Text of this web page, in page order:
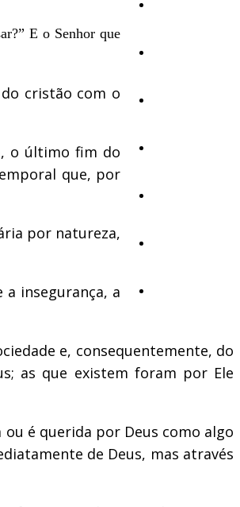
E o Senhor que
cristão com o
o último fim do
que, por
por natureza,
a insegurança, a
e, consequentemente, do
as que existem foram por Ele
é querida por Deus como algo
de Deus, mas através